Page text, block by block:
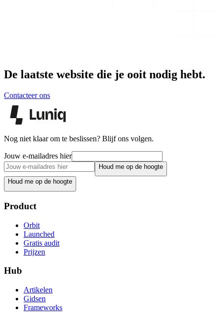
De laatste website die je ooit nodig hebt.
Contacteer ons
Nog niet klaar om te beslissen? Blijf ons volgen.
Jouw e-mailadres hier
Houd me op de hoogte
Houd me op de hoogte
Product
Orbit
Launched
Gratis audit
Prijzen
Hub
Artikelen
Gidsen
Frameworks